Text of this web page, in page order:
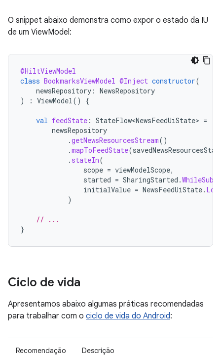
O snippet abaixo demonstra como expor o estado da IU
de um ViewModel:
@HiltViewModel
class BookmarksViewModel @Inject constructor(
newsRepository : NewsRepository
)
: ViewModel() {
val feedState : StateFlow<NewsFeedUiState> =
newsRepository
.getNewsResourcesStream()
.mapToFeedState(
. stateIn(
scope = viewModelScope,
started = SharingStarted .
initialValue = NewsFeedUiState.
)
// ...
}
Ciclo de vida
Apresentamos abaixo algumas práticas recomendadas
para trabalhar com o ciclo de vida do Android:
Recomendação Descrição